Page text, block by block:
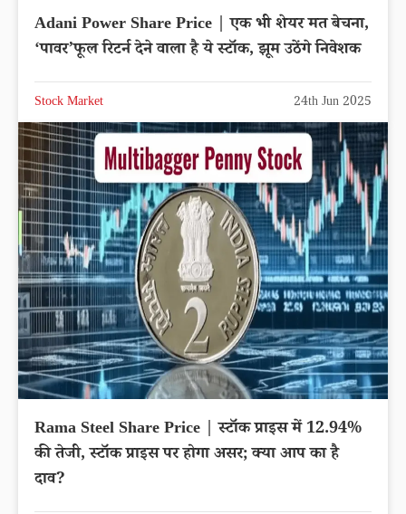
Adani Power Share Price | एक भी शेयर मत बेचना,
‘पावर’फूल रिटर्न देने वाला है ये स्टॉक, झूम उठेंगे निवेशक
Stock Market 24th Jun 2025
Rama Steel Share Price | स्टॉक प्राइस में 12.94%
की तेजी, स्टॉक प्राइस पर होगा असर; क्या आप का है
दाव?